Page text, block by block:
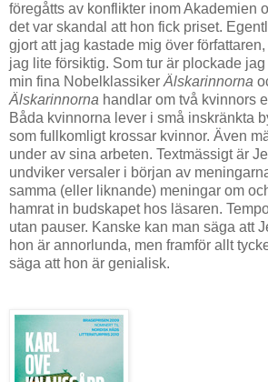
föregåtts av konflikter inom Akademien
det var skandal att hon fick priset.
gjort att jag kastade mig över
jag lite försiktig. Som tur är plockade
min fina NobelklassikerÄlskarinnorna
Älskarinnorna handlar om två kvinnors
Båda kvinnorna lever i små inskränkta
som fullkomligt krossar kvinnor. Även
under av sina arbeten. Textmässigt är
undviker versaler i början av
samma (eller liknande) meningar om
hamrat in budskapet hos läsaren.
utan pauser. Kanske kan man säga att
hon är annorlunda, men framför allt
säga att hon är genialisk.